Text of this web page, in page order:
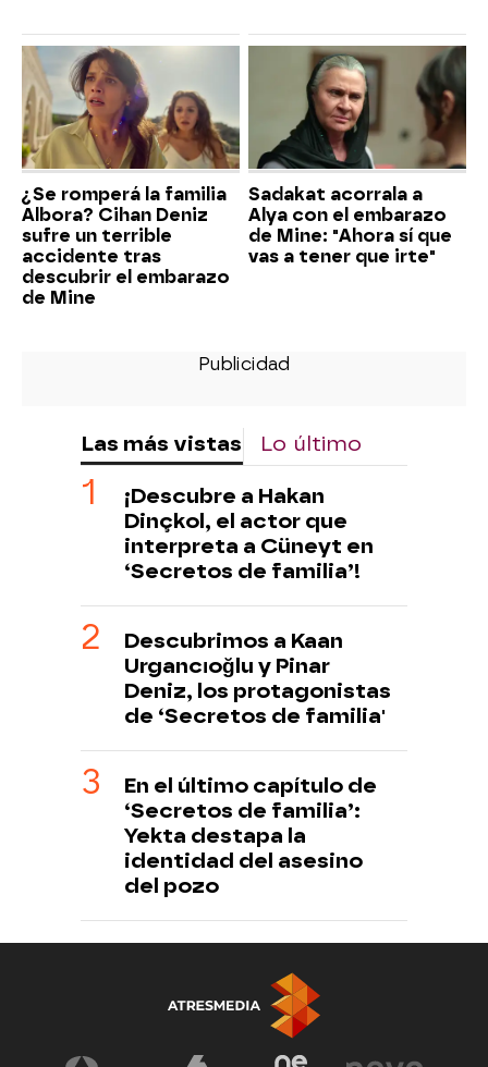
¿Se romperá la familia
Albora? Cihan Deniz
sufre un terrible
accidente tras
descubrir el embarazo
de Mine
Sadakat acorrala a
Alya con el embarazo
de Mine: "Ahora sí que
vas a tener que irte"
Las más vistas Lo último
¡Descubre a Hakan
Dinçkol, el actor que
interpreta a Cüneyt en
‘Secretos de familia’!
Descubrimos a Kaan
Urgancıoğlu y Pinar
Deniz, los protagonistas
de ‘Secretos de familia'
En el último capítulo de
‘Secretos de familia’:
Yekta destapa la
identidad del asesino
del pozo